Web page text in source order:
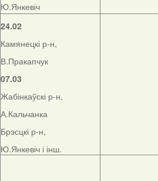
Ю.Янкевіч
24.02
Камянецкі р-н,
В.Пракапчук
07.03
Жабінкаўскі р-н,
А.Кальчанка
Брэсцкі р-н,
Ю.Янкевіч і інш.